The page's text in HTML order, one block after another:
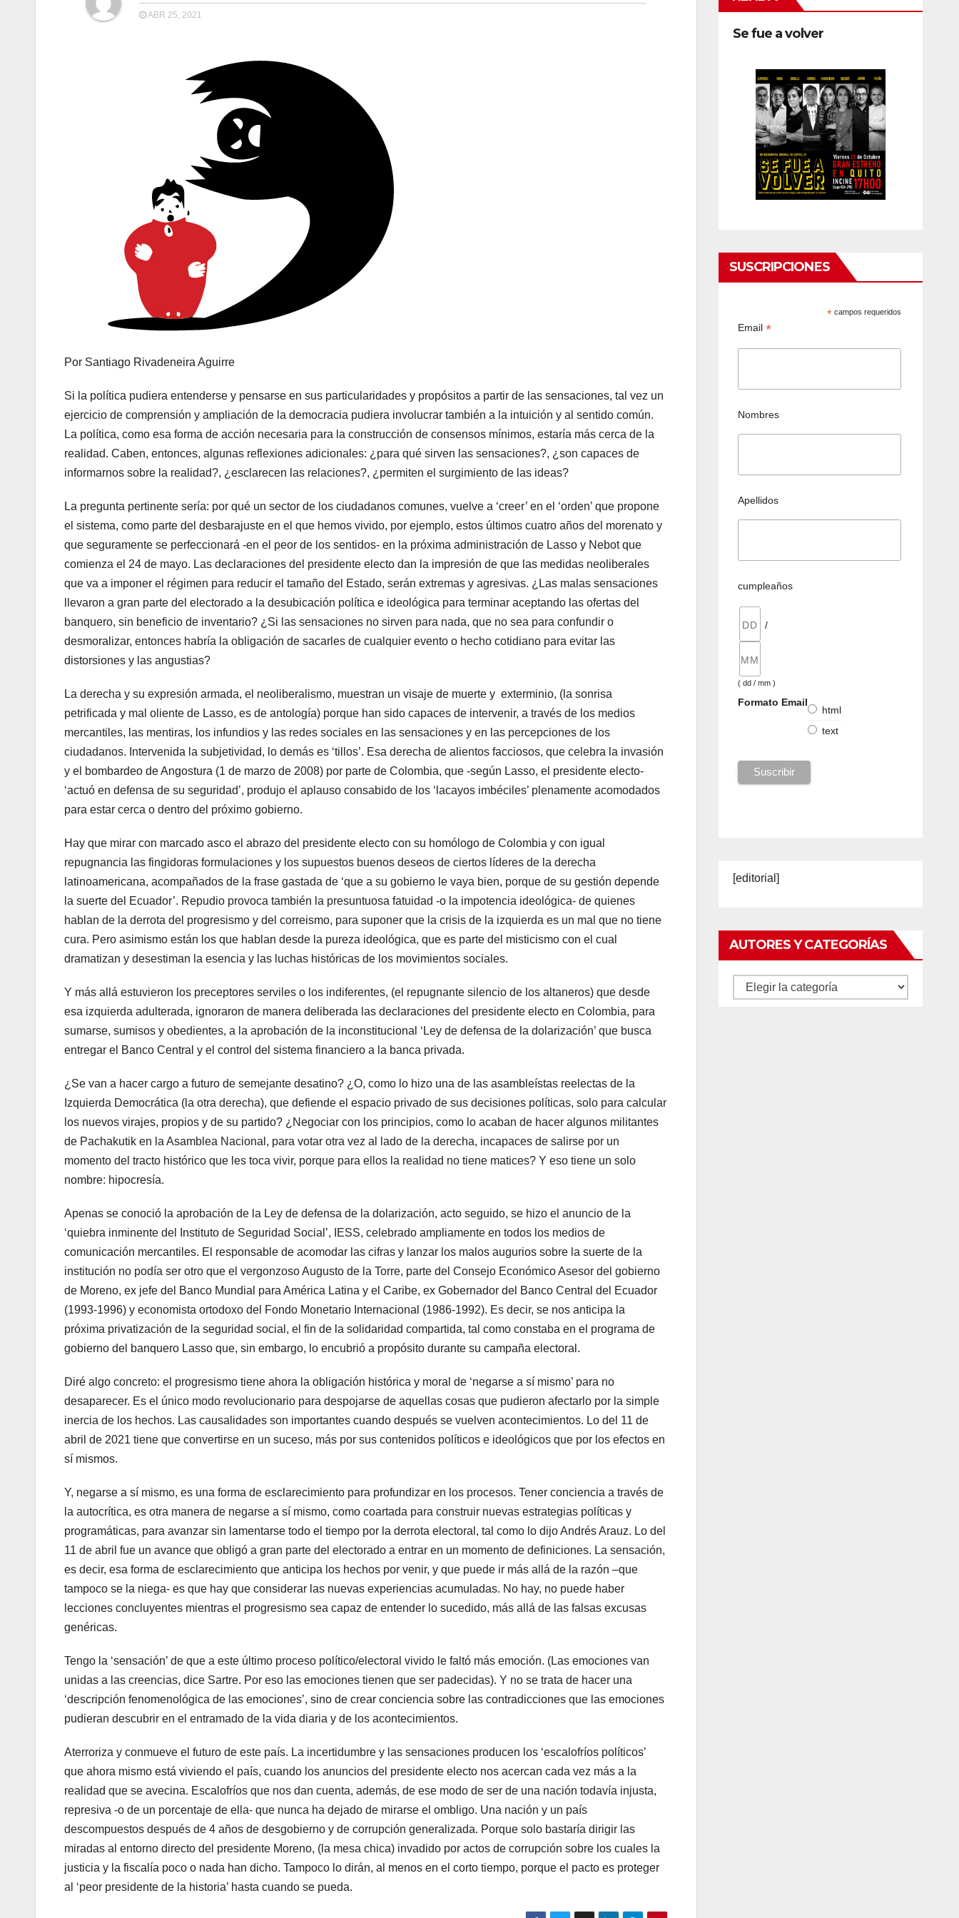
ABR 25, 2021
Por Santiago Rivadeneira Aguirre
Si la política pudiera entenderse y pensarse en sus particularidades y propósitos a partir de las sensaciones, tal vez un
ejercicio de comprensión y ampliación de la democracia pudiera involucrar también a la intuición y al sentido común.
La política, como esa forma de acción necesaria para la construcción de consensos mínimos, estaría más cerca de la
realidad. Caben, entonces, algunas reflexiones adicionales: ¿para qué sirven las sensaciones?, ¿son capaces de
informarnos sobre la realidad?, ¿esclarecen las relaciones?, ¿permiten el surgimiento de las ideas?
La pregunta pertinente sería: por qué un sector de los ciudadanos comunes, vuelve a ‘creer’ en el ‘orden’ que propone
el sistema, como parte del desbarajuste en el que hemos vivido, por ejemplo, estos últimos cuatro años del morenato y
que seguramente se perfeccionará -en el peor de los sentidos- en la próxima administración de Lasso y Nebot que
comienza el 24 de mayo. Las declaraciones del presidente electo dan la impresión de que las medidas neoliberales
que va a imponer el régimen para reducir el tamaño del Estado, serán extremas y agresivas. ¿Las malas sensaciones
llevaron a gran parte del electorado a la desubicación política e ideológica para terminar aceptando las ofertas del
banquero, sin beneficio de inventario? ¿Si las sensaciones no sirven para nada, que no sea para confundir o
desmoralizar, entonces habría la obligación de sacarles de cualquier evento o hecho cotidiano para evitar las
distorsiones y las angustias?
La derecha y su expresión armada, el neoliberalismo, muestran un visaje de muerte y exterminio, (la sonrisa
petrificada y mal oliente de Lasso, es de antología) porque han sido capaces de intervenir, a través de los medios
mercantiles, las mentiras, los infundios y las redes sociales en las sensaciones y en las percepciones de los
ciudadanos. Intervenida la subjetividad, lo demás es ‘tillos’. Esa derecha de alientos facciosos, que celebra la invasión
y el bombardeo de Angostura (1 de marzo de 2008) por parte de Colombia, que -según Lasso, el presidente electo-
‘actuó en defensa de su seguridad’, produjo el aplauso consabido de los ‘lacayos imbéciles’ plenamente acomodados
para estar cerca o dentro del próximo gobierno.
Hay que mirar con marcado asco el abrazo del presidente electo con su homólogo de Colombia y con igual
repugnancia las fingidoras formulaciones y los supuestos buenos deseos de ciertos líderes de la derecha
latinoamericana, acompañados de la frase gastada de ‘que a su gobierno le vaya bien, porque de su gestión depende
la suerte del Ecuador’. Repudio provoca también la presuntuosa fatuidad -o la impotencia ideológica- de quienes
hablan de la derrota del progresismo y del correismo, para suponer que la crisis de la izquierda es un mal que no tiene
cura. Pero asimismo están los que hablan desde la pureza ideológica, que es parte del misticismo con el cual
dramatizan y desestiman la esencia y las luchas históricas de los movimientos sociales.
Y más allá estuvieron los preceptores serviles o los indiferentes, (el repugnante silencio de los altaneros) que desde
esa izquierda adulterada, ignoraron de manera deliberada las declaraciones del presidente electo en Colombia, para
sumarse, sumisos y obedientes, a la aprobación de la inconstitucional ‘Ley de defensa de la dolarización’ que busca
entregar el Banco Central y el control del sistema financiero a la banca privada.
¿Se van a hacer cargo a futuro de semejante desatino? ¿O, como lo hizo una de las asambleístas reelectas de la
Izquierda Democrática (la otra derecha), que defiende el espacio privado de sus decisiones políticas, solo para calcular
los nuevos virajes, propios y de su partido? ¿Negociar con los principios, como lo acaban de hacer algunos militantes
de Pachakutik en la Asamblea Nacional, para votar otra vez al lado de la derecha, incapaces de salirse por un
momento del tracto histórico que les toca vivir, porque para ellos la realidad no tiene matices? Y eso tiene un solo
nombre: hipocresía.
Apenas se conoció la aprobación de la Ley de defensa de la dolarización, acto seguido, se hizo el anuncio de la
‘quiebra inminente del Instituto de Seguridad Social’, IESS, celebrado ampliamente en todos los medios de
comunicación mercantiles. El responsable de acomodar las cifras y lanzar los malos augurios sobre la suerte de la
institución no podía ser otro que el vergonzoso Augusto de la Torre, parte del Consejo Económico Asesor del gobierno
de Moreno, ex jefe del Banco Mundial para América Latina y el Caribe, ex Gobernador del Banco Central del Ecuador
(1993-1996) y economista ortodoxo del Fondo Monetario Internacional (1986-1992). Es decir, se nos anticipa la
próxima privatización de la seguridad social, el fin de la solidaridad compartida, tal como constaba en el programa de
gobierno del banquero Lasso que, sin embargo, lo encubrió a propósito durante su campaña electoral.
Diré algo concreto: el progresismo tiene ahora la obligación histórica y moral de ‘negarse a sí mismo’ para no
desaparecer. Es el único modo revolucionario para despojarse de aquellas cosas que pudieron afectarlo por la simple
inercia de los hechos. Las causalidades son importantes cuando después se vuelven acontecimientos. Lo del 11 de
abril de 2021 tiene que convertirse en un suceso, más por sus contenidos políticos e ideológicos que por los efectos en
sí mismos.
Y, negarse a sí mismo, es una forma de esclarecimiento para profundizar en los procesos. Tener conciencia a través de
la autocrítica, es otra manera de negarse a sí mismo, como coartada para construir nuevas estrategias políticas y
programáticas, para avanzar sin lamentarse todo el tiempo por la derrota electoral, tal como lo dijo Andrés Arauz. Lo del
11 de abril fue un avance que obligó a gran parte del electorado a entrar en un momento de definiciones. La sensación,
es decir, esa forma de esclarecimiento que anticipa los hechos por venir, y que puede ir más allá de la razón –que
tampoco se la niega- es que hay que considerar las nuevas experiencias acumuladas. No hay, no puede haber
lecciones concluyentes mientras el progresismo sea capaz de entender lo sucedido, más allá de las falsas excusas
genéricas.
Tengo la ‘sensación’ de que a este último proceso político/electoral vivido le faltó más emoción. (Las emociones van
unidas a las creencias, dice Sartre. Por eso las emociones tienen que ser padecidas). Y no se trata de hacer una
‘descripción fenomenológica de las emociones’, sino de crear conciencia sobre las contradicciones que las emociones
pudieran descubrir en el entramado de la vida diaria y de los acontecimientos.
Aterroriza y conmueve el futuro de este país. La incertidumbre y las sensaciones producen los ‘escalofríos políticos’
que ahora mismo está viviendo el país, cuando los anuncios del presidente electo nos acercan cada vez más a la
realidad que se avecina. Escalofríos que nos dan cuenta, además, de ese modo de ser de una nación todavía injusta,
represiva -o de un porcentaje de ella- que nunca ha dejado de mirarse el ombligo. Una nación y un país
descompuestos después de 4 años de desgobierno y de corrupción generalizada. Porque solo bastaría dirigir las
miradas al entorno directo del presidente Moreno, (la mesa chica) invadido por actos de corrupción sobre los cuales la
justicia y la fiscalía poco o nada han dicho. Tampoco lo dirán, al menos en el corto tiempo, porque el pacto es proteger
al ‘peor presidente de la historia’ hasta cuando se pueda.
Se fue a volver
SUSCRIPCIONES
* campos requeridos
Email *
Nombres
Apellidos
cumpleaños
/
( dd / mm )
Formato Email
html
text
[editorial]
AUTORES Y CATEGORÍAS
Autores